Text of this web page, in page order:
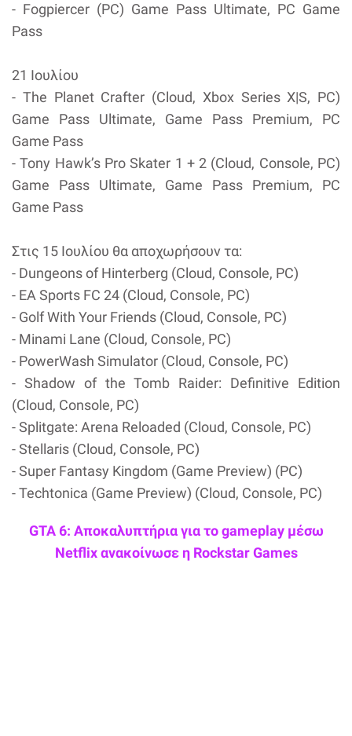
- Fogpiercer (PC) Game Pass Ultimate, PC Game
Pass
21 Ιουλίου
- The Planet Crafter (Cloud, Xbox Series X|S, PC)
Game Pass Ultimate, Game Pass Premium, PC
Game Pass
- Tony Hawk’s Pro Skater 1 + 2 (Cloud, Console, PC)
Game Pass Ultimate, Game Pass Premium, PC
Game Pass
Στις 15 Ιουλίου θα αποχωρήσουν τα:
- Dungeons of Hinterberg (Cloud, Console, PC)
- EA Sports FC 24 (Cloud, Console, PC)
- Golf With Your Friends (Cloud, Console, PC)
- Minami Lane (Cloud, Console, PC)
- PowerWash Simulator (Cloud, Console, PC)
- Shadow of the Tomb Raider: Definitive Edition
(Cloud, Console, PC)
- Splitgate: Arena Reloaded (Cloud, Console, PC)
- Stellaris (Cloud, Console, PC)
- Super Fantasy Kingdom (Game Preview) (PC)
- Techtonica (Game Preview) (Cloud, Console, PC)
GTA 6: Αποκαλυπτήρια για το gameplay μέσω
Netflix ανακοίνωσε η Rockstar Games